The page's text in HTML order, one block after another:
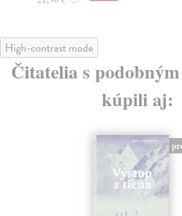
High-contrast mode
Čitatelia s
kúpili aj: